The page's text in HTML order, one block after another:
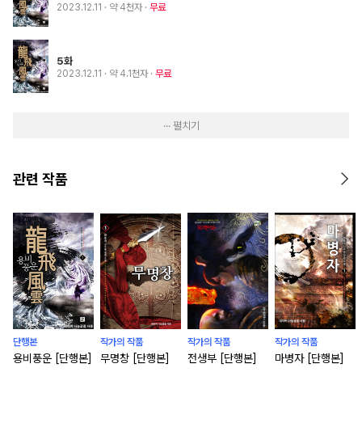
2023.12.11 · 약 4천자 무료
5화
2023.12.11 · 약 4.1천자 무료
··· 펼치기
관련 작품
단행본
용비풍운 [단행본]
작가의 작품
무명창 [단행본]
작가의 작품
전생부 [단행본]
작가의 작품
마병자 [단행본]